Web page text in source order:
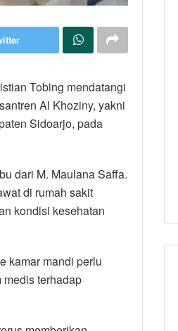
Tobing mendatangi
Al Khoziny, yakni
Sidoarjo, pada
dari M. Maulana Saffa.
di rumah sakit
kondisi kesehatan
kamar mandi perlu
medis terhadap